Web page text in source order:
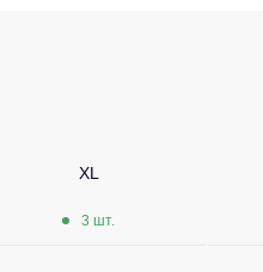
Шорты повседневные
XL
3 шт.